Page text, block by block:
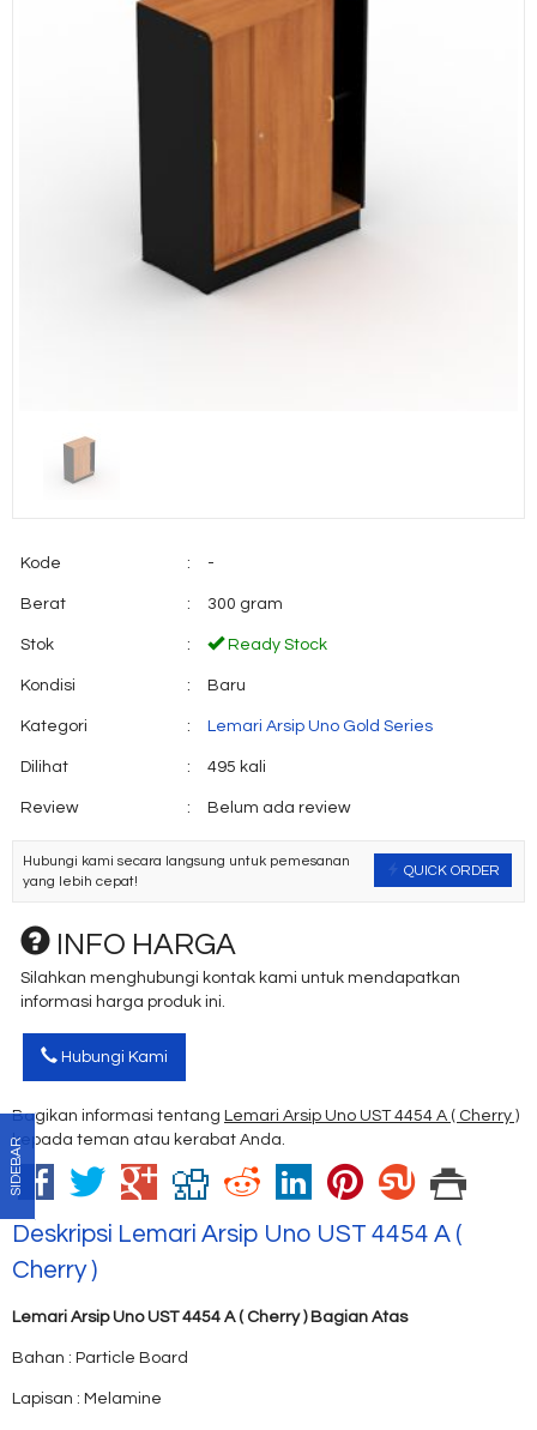
Kode : -
Berat : 300 gram
Stok : Ready Stock
Kondisi : Baru
Kategori : Lemari Arsip Uno Gold Series
Dilihat : 495 kali
Review : Belum ada review
QUICK ORDER
Hubungi kami secara langsung untuk pemesanan
yang lebih cepat!
INFO HARGA
Silahkan menghubungi kontak kami untuk mendapatkan
informasi harga produk ini.
Hubungi Kami
Bagikan informasi tentang Lemari Arsip Uno UST 4454 A ( Cherry )
kepada teman atau kerabat Anda.
Deskripsi Lemari Arsip Uno UST 4454 A (
Cherry )
Lemari Arsip Uno UST 4454 A ( Cherry ) Bagian Atas
Bahan : Particle Board
Lapisan : Melamine
SIDEBAR